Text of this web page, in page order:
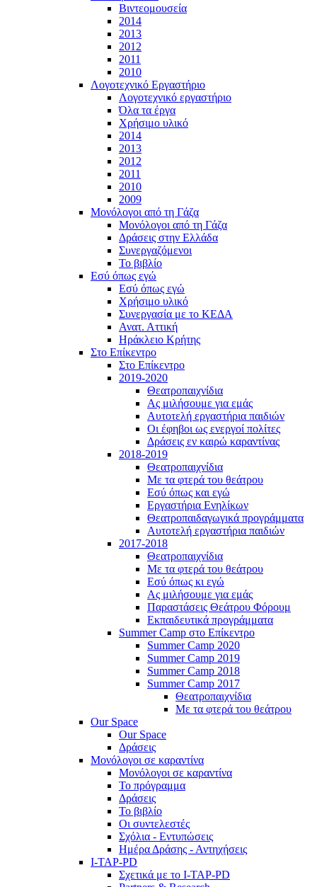
Βιντεομουσεία
2014
2013
2012
2011
2010
Λογοτεχνικό Εργαστήριο
Λογοτεχνικό εργαστήριο
Όλα τα έργα
Χρήσιμο υλικό
2014
2013
2012
2011
2010
2009
Μονόλογοι από τη Γάζα
Μονόλογοι από τη Γάζα
Δράσεις στην Ελλάδα
Συνεργαζόμενοι
To βιβλίο
Εσύ όπως εγώ
Εσύ όπως εγώ
Χρήσιμο υλικό
Συνεργασία με το ΚΕΔΑ
Ανατ. Αττική
Ηράκλειο Κρήτης
Στο Επίκεντρο
Στο Επίκεντρο
2019-2020
Θεατροπαιχνίδια
Ας μιλήσουμε για εμάς
Αυτοτελή εργαστήρια παιδιών
Οι έφηβοι ως ενεργοί πολίτες
Δράσεις εν καιρώ καραντίνας
2018-2019
Θεατροπαιχνίδια
Με τα φτερά του θεάτρου
Εσύ όπως και εγώ
Εργαστήρια Ενηλίκων
Θεατροπαιδαγωγικά προγράμματα
Αυτοτελή εργαστήρια παιδιών
2017-2018
Θεατροπαιχνίδια
Με τα φτερά του θεάτρου
Εσύ όπως κι εγώ
Ας μιλήσουμε για εμάς
Παραστάσεις Θεάτρου Φόρουμ
Εκπαιδευτικά προγράμματα
Summer Camp στο Επίκεντρο
Summer Camp 2020
Summer Camp 2019
Summer Camp 2018
Summer Camp 2017
Θεατροπαιχνίδια
Με τα φτερά του θεάτρου
Our Space
Our Space
Δράσεις
Μονόλογοι σε καραντίνα
Μονόλογοι σε καραντίνα
Το πρόγραμμα
Δράσεις
Το βιβλίο
Οι συντελεστές
Σχόλια - Εντυπώσεις
Ημέρα Δράσης - Αντηχήσεις
I-TAP-PD
Σχετικά με το I-TAP-PD